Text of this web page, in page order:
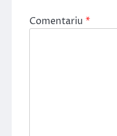
Comentariu *